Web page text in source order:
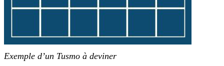
Exemple d’un Tusmo à deviner